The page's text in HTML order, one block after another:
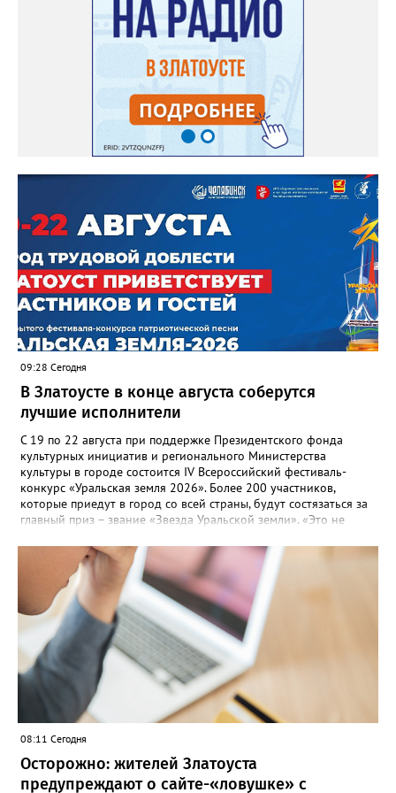
09:28 Сегодня
В Златоусте в конце августа соберутся
лучшие исполнители
С 19 по 22 августа при поддержке Президентского фонда
культурных инициатив и регионального Министерства
культуры в городе состоится IV Всероссийский фестиваль-
конкурс «Уральская земля 2026». Более 200 участников,
которые приедут в город со всей страны, будут состязаться за
главный приз – звание «Звезда Уральской земли». «Это не
прослушивания участников, мастер-классы от ведущих
наставников, выступления победителей прошлых лет и
приглашённых артистов», - сообщает оргкомитет. Вход на все
фестивальные мероприятия будет свободным. В 2025 году в
фестивале участвовали 26 финалистов из городов
Челябинской, Свердловской, Курганской, Оренбургской
областей, Ханты-Мансийского автономного округа и
Республики Башкортостан. Приглашённой звездой стал
идейный вдохновитель, организатор фестиваля, эстрадный
певец, победитель главного патриотического конкурса страны
«Солдатский конверт», лауреат премии в области культуры и
искусства «Золотая лира», участник телевизионных проектов
на Первом канале, обладатель звания «Голос страны» Алексей
Ковин.
08:11 Сегодня
Осторожно: жителей Златоуста
предупреждают о сайте-«ловушке» с